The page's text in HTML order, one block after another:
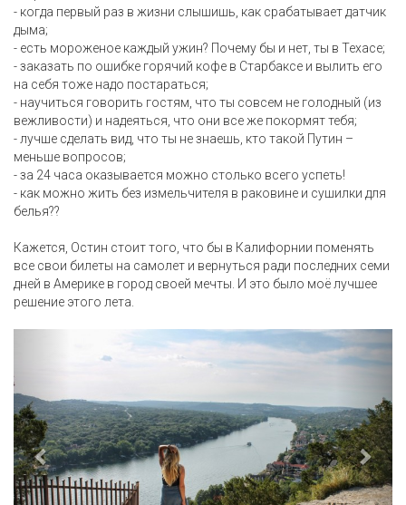
- когда первый раз в жизни слышишь, как срабатывает датчик
дыма;
- есть мороженое каждый ужин? Почему бы и нет, ты в Техасе;
- заказать по ошибке горячий кофе в Старбаксе и вылить его
на себя тоже надо постараться;
- научиться говорить гостям, что ты совсем не голодный (из
вежливости) и надеяться, что они все же покормят тебя;
- лучше сделать вид, что ты не знаешь, кто такой Путин –
меньше вопросов;
- за 24 часа оказывается можно столько всего успеть!
- как можно жить без измельчителя в раковине и сушилки для
белья??
Кажется, Остин стоит того, что бы в Калифорнии поменять
все свои билеты на самолет и вернуться ради последних семи
дней в Америке в город своей мечты. И это было моё лучшее
решение этого лета.